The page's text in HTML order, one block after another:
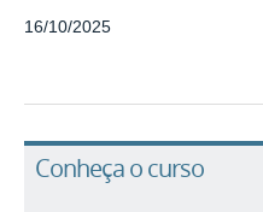
16/10/2025
Conheça o curso